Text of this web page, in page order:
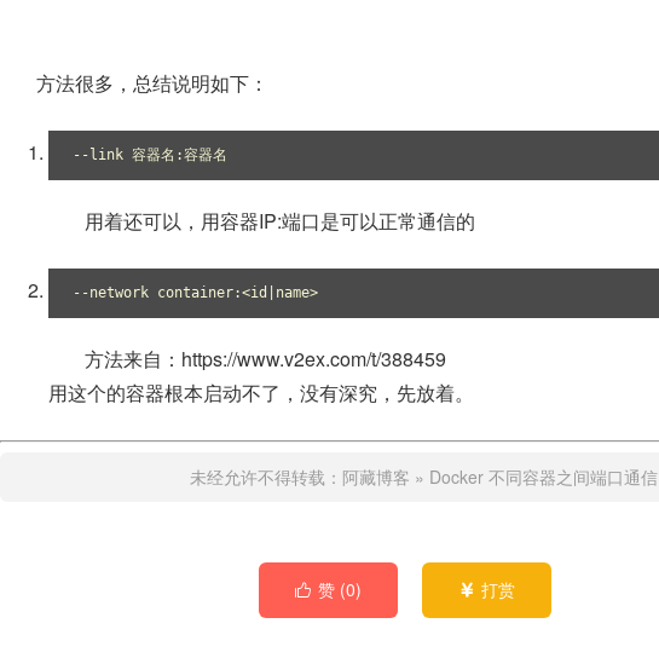
方法很多，总结说明如下：
--link 容器名:容器名
用着还可以，用容器IP:端口是可以正常通信的
--network container:<id|name>
方法来自：https://www.v2ex.com/t/388459
用这个的容器根本启动不了，没有深究，先放着。
未经允许不得转载： 阿藏博客 » Docker 不同容器之间端口通信
 赞 (0)  打赏